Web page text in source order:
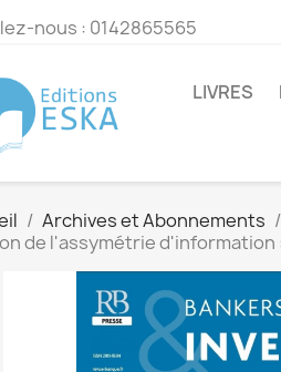
nous : 0142865565
LIVRES
Archives et Abonnements
de l'assymétrie d'information